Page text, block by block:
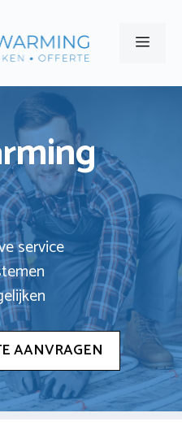
Menu
service
AANVRAGEN